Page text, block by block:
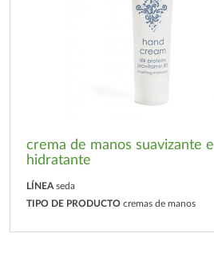
crema de manos suavizante e
hidratante
LÍNEA seda
TIPO DE PRODUCTO cremas de manos